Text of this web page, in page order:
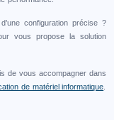
configuration précise ?
vous propose la solution
de vous accompagner dans
de matériel informatique